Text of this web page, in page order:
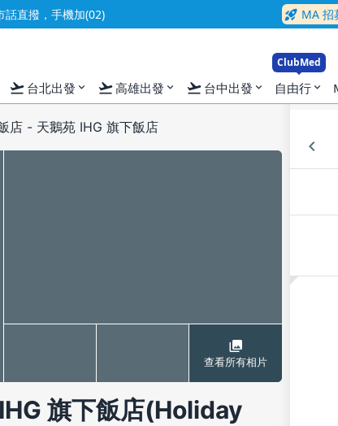
話直撥，手機加(02) rocket_launch MA 招
flight_takeoff 台北出發 expand_more flight_takeoff高雄出發 expand_more flight_takeoff 台中出發 expand_more
ClubMed
自由行 expand_more
店 - 天鵝苑 IHG 旗下飯店
查看所有相片
旗下飯店(Holiday